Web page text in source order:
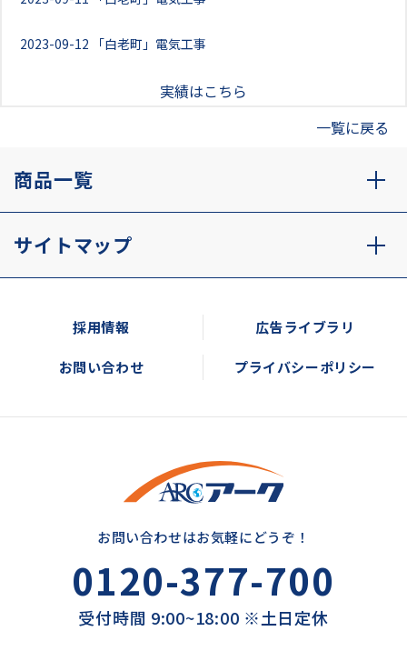
2023-09-12 「白老町」電気工事
実績はこちら
一覧に戻る
商品一覧
サイトマップ
採用情報 広告ライブラリ
お問い合わせ プライバシーポリシー
お問い合わせはお気軽にどうぞ！
0120-377-700
受付時間 9:00~18:00 ※土日定休